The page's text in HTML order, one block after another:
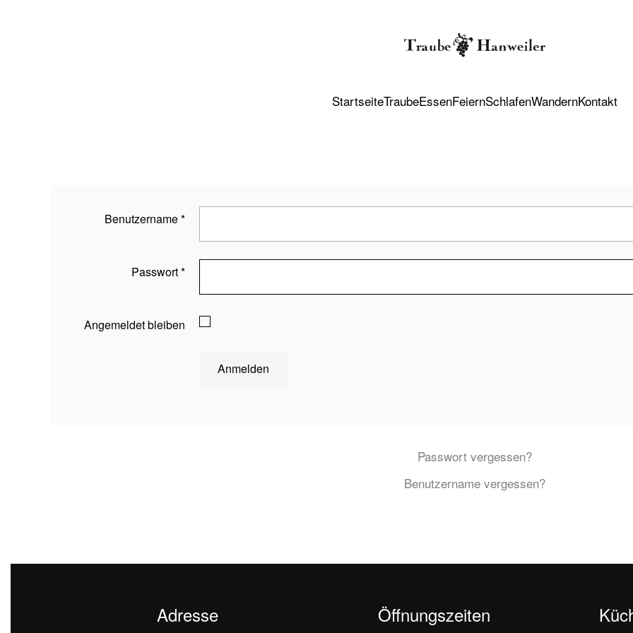
StartseiteTraubeEssenFeiernSchlafenWandernKontakt
Benutzername*
Passwort*
Angemeldet bleiben
Anmelden
Passwort vergessen?
Benutzername vergessen?
Adresse Öffnungszeiten